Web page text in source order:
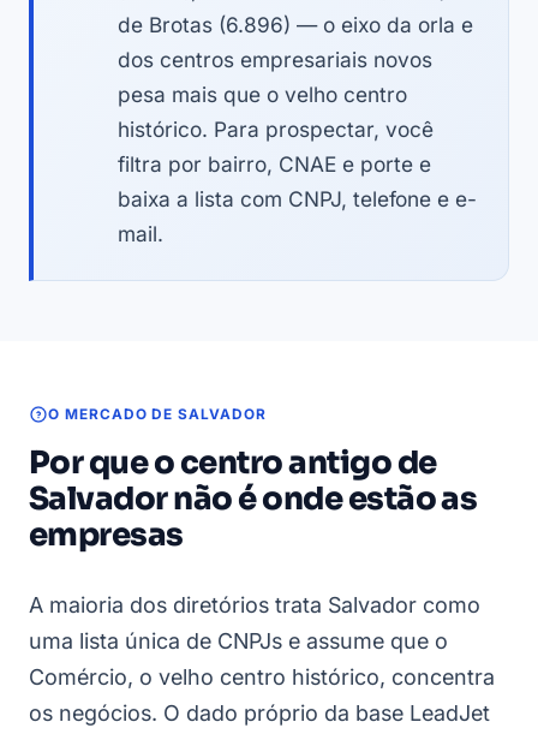
de Brotas (6.896) — o eixo da orla e
dos centros empresariais novos
pesa mais que o velho centro
histórico. Para prospectar, você
filtra por bairro, CNAE e porte e
baixa a lista com CNPJ, telefone e e-
mail.
O MERCADO DE SALVADOR
Por que o centro antigo de
Salvador não é onde estão as
empresas
A maioria dos diretórios trata Salvador como
uma lista única de CNPJs e assume que o
Comércio, o velho centro histórico, concentra
os negócios. O dado próprio da base LeadJet